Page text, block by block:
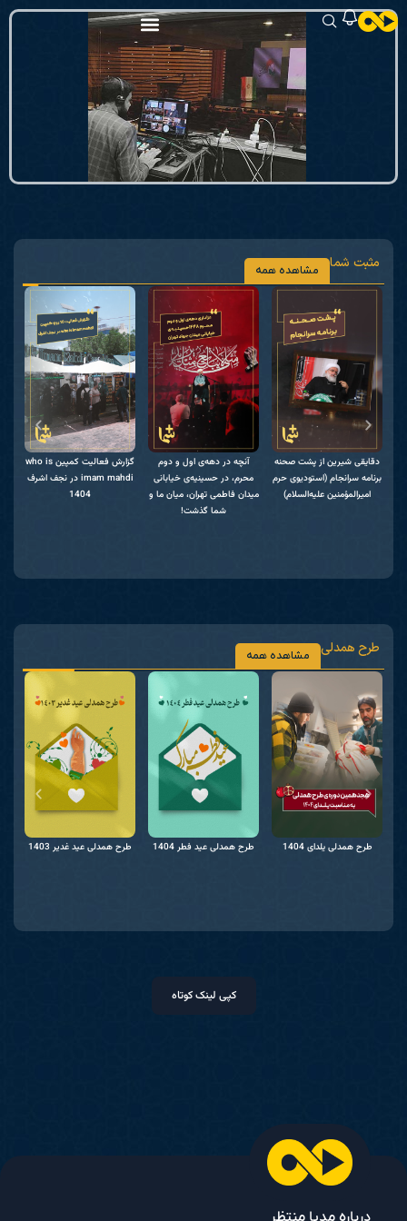
مثبت شما مشاهده همه
دقایقی شیرین از پشت صحنه
برنامه سرانجام (استودیوی حرم
امیرالمؤمنین علیه‌السلام)
آنچه در دهه‌ی اول و دوم
محرم، در حسینیه‌ی خیابانی
میدان فاطمی تهران، میان ما و
شما گذشت!
گزارش فعالیت کمپین who is
imam mahdi در نجف اشرف
1404
طرح همدلی مشاهده همه
طرح همدلی یلدای 1404 طرح همدلی عید فطر 1404 طرح همدلی عید غدیر 1403
کپی لینک کوتاه
درباره مدیا منتظر